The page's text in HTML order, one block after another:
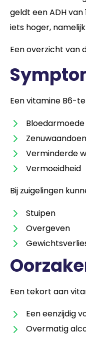
geldt een ADH
iets hoger,
Een overzicht van
Een vitamine B6-
Bloedarmoede
Verminderde
Vermoeidheid
Bij zuigelingen
Stuipen
Overgeven
Een tekort aan
Een eenzijdig
Overmatig